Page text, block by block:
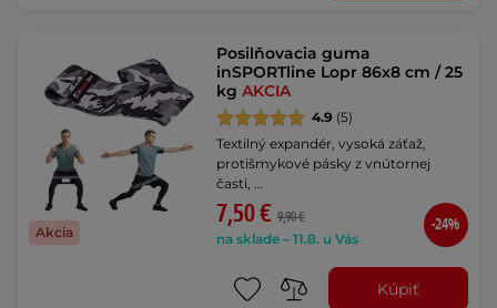
Akcia
Posilňovacia guma
inSPORTline Lopr 86x8 cm / 25
kgAKCIA
4.9 (5)
Textilný expandér, vysoká záťaž,
protišmykové pásky z vnútornej
časti, …
7,50 € 9,90 €
na sklade – 11.8. u Vás
-24%
Kúpiť